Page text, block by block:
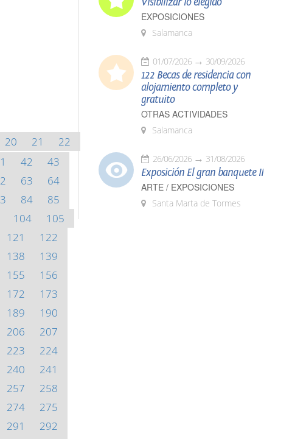
20 21
22
42
43
63
64
84
85
104
105
121
122
138
139
155
156
172
173
189
190
206
207
223
224
240
241
257
258
274
275
291
292
EXPOSICIONES
Salamanca
01/07/2026 30/09/2026
122 Becas de residencia con
alojamiento completo y
gratuito
OTRAS ACTIVIDADES
Salamanca
26/06/2026 31/08/2026
Exposición El gran banquete II
ARTE / EXPOSICIONES
Santa Marta de Tormes